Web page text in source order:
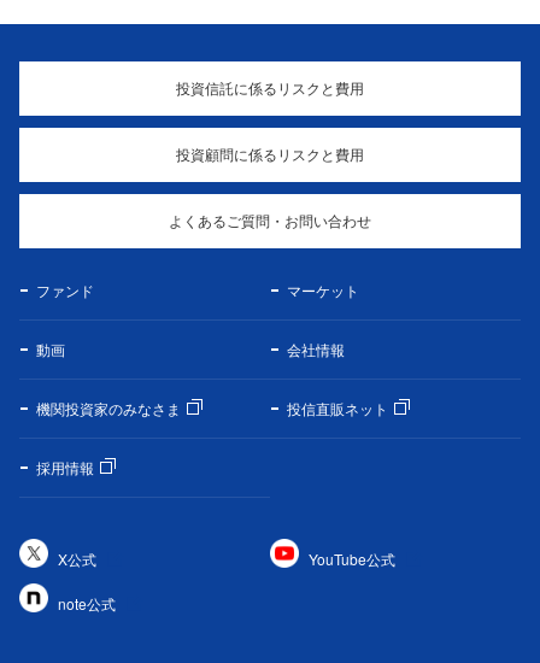
投資信託に係るリスクと費用
投資顧問に係るリスクと費用
よくあるご質問・お問い合わせ
ファンド マーケット
動画 会社情報
機関投資家のみなさま 投信直販ネット
採用情報
X公式 YouTube公式
note公式